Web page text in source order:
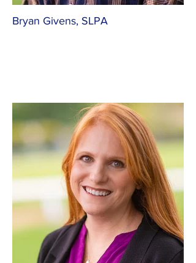
Bryan Givens, SLPA